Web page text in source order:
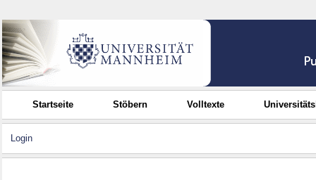
Startseite Stöbern Volltexte
Login